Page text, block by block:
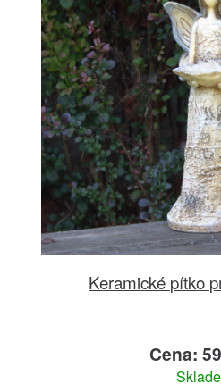
Keramické pítko
Cena: